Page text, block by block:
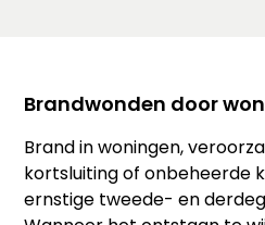
Brandwonden door
Brand in woningen,
kortsluiting of onbeheerde
ernstige tweede- en